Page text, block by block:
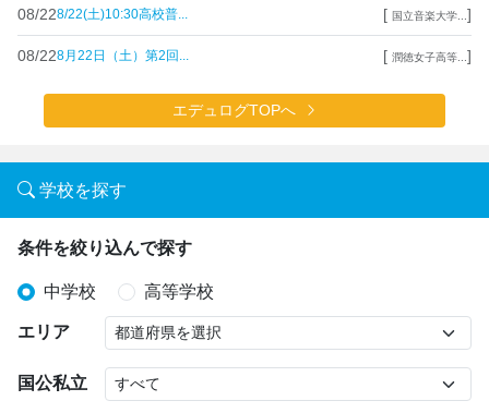
08/228/22(土)10:30高校普... [ 国立音楽大学... ]
08/228月22日（土）第2回... [ 潤徳女子高等... ]
エデュログTOPへ
学校を探す
条件を絞り込んで探す
中学校 高等学校
エリア
国公私立